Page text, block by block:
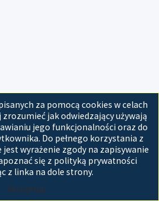
za pomocą cookies w celach
jak odwiedzający używają
jego funkcjonalności oraz do
Do pełnego korzystania z
wyrażenie zgody na zapisywanie
się z polityką prywatności
z linka na dole strony.
Akceptuję